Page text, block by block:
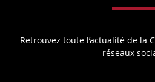
Retrouvez toute l’actualité de la
réseaux